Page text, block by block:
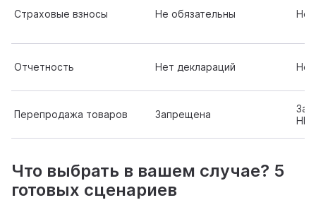
Страховые взносы Не обязательны Не
Отчетность Нет деклараций
Перепродажа товаров Запрещена
Что выбрать в вашем случае? 5
готовых сценариев